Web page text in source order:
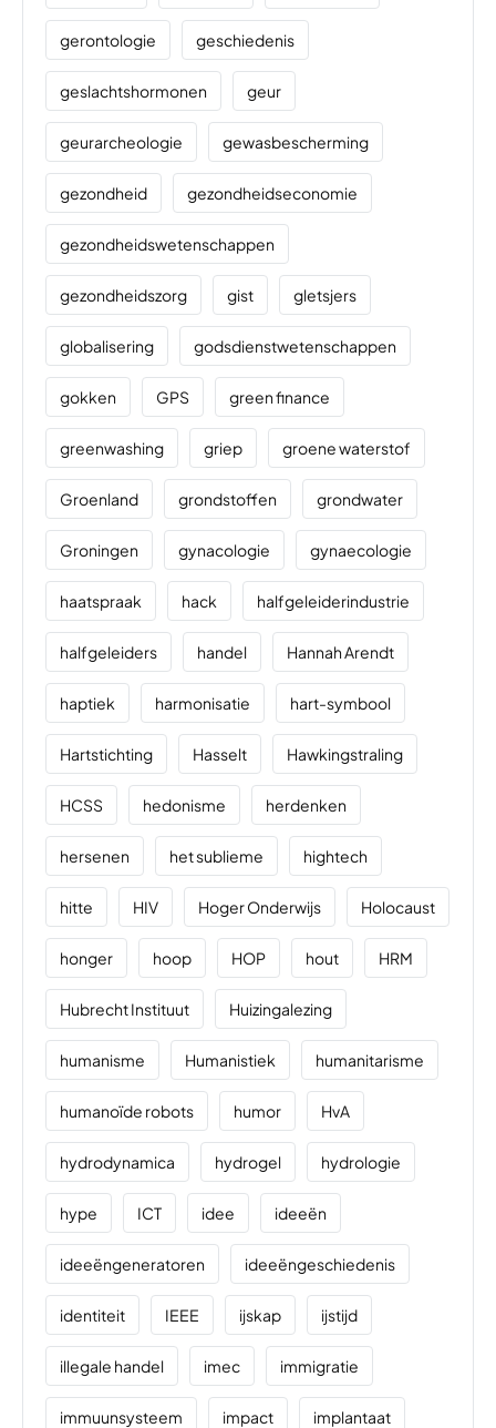
gerontologie geschiedenis
geslachtshormonen geur
geurarcheologie gewasbescherming
gezondheid gezondheidseconomie
gezondheidswetenschappen
gezondheidszorg gist gletsjers
globalisering godsdienstwetenschappen
gokken GPS green finance
greenwashing griep groene waterstof
Groenland grondstoffen grondwater
Groningen gynacologie gynaecologie
haatspraak hack halfgeleiderindustrie
halfgeleiders handel Hannah Arendt
haptiek harmonisatie hart-symbool
Hartstichting Hasselt Hawkingstraling
HCSS hedonisme herdenken
hersenen het sublieme hightech
hitte HIV Hoger Onderwijs Holocaust
honger hoop HOP hout HRM
Hubrecht Instituut Huizingalezing
humanisme Humanistiek humanitarisme
humanoïde robots humor HvA
hydrodynamica hydrogel hydrologie
hype ICT idee ideeën
ideeëngeneratoren ideeëngeschiedenis
identiteit IEEE ijskap ijstijd
illegale handel imec immigratie
immuunsysteem impact implantaat